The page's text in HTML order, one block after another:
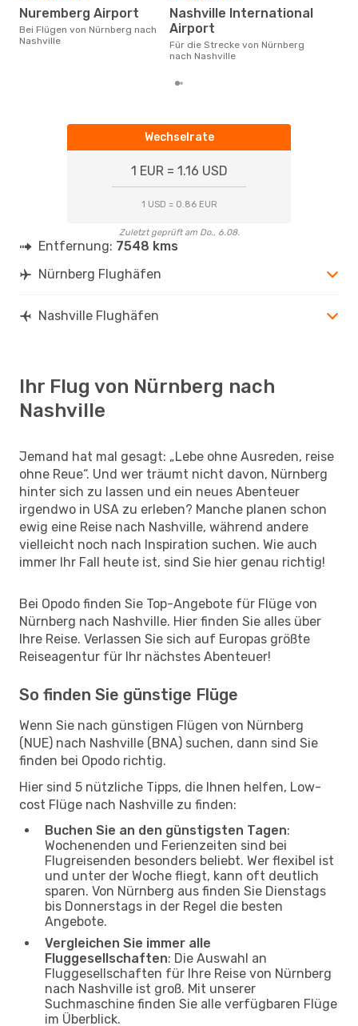
Nuremberg Airport
Bei Flügen von Nürnberg nach
Nashville
Nashville International
Airport
Für die Strecke von Nürnberg
nach Nashville
Wechselrate
1 EUR = 1.16 USD
1 USD = 0.86 EUR
Zuletzt geprüft am Do., 6.08.
Entfernung: 7548 kms
Nürnberg Flughäfen
Nashville Flughäfen
Ihr Flug von Nürnberg nach
Nashville
Jemand hat mal gesagt: „Lebe ohne Ausreden, reise
ohne Reue“. Und wer träumt nicht davon, Nürnberg
hinter sich zu lassen und ein neues Abenteuer
irgendwo in USA zu erleben? Manche planen schon
ewig eine Reise nach Nashville, während andere
vielleicht noch nach Inspiration suchen. Wie auch
immer Ihr Fall heute ist, sind Sie hier genau richtig!
Bei Opodo finden Sie Top-Angebote für Flüge von
Nürnberg nach Nashville. Hier finden Sie alles über
Ihre Reise. Verlassen Sie sich auf Europas größte
Reiseagentur für Ihr nächstes Abenteuer!
So finden Sie günstige Flüge
Wenn Sie nach günstigen Flügen von Nürnberg
(NUE) nach Nashville (BNA) suchen, dann sind Sie
finden bei Opodo richtig.
Hier sind 5 nützliche Tipps, die Ihnen helfen, Low-
cost Flüge nach Nashville zu finden:
Buchen Sie an den günstigsten Tagen:
Wochenenden und Ferienzeiten sind bei
Flugreisenden besonders beliebt. Wer flexibel ist
und unter der Woche fliegt, kann oft deutlich
sparen. Von Nürnberg aus finden Sie Dienstags
bis Donnerstags in der Regel die besten
Angebote.
Vergleichen Sie immer alle
Fluggesellschaften: Die Auswahl an
Fluggesellschaften für Ihre Reise von Nürnberg
nach Nashville ist groß. Mit unserer
Suchmaschine finden Sie alle verfügbaren Flüge
im Überblick.